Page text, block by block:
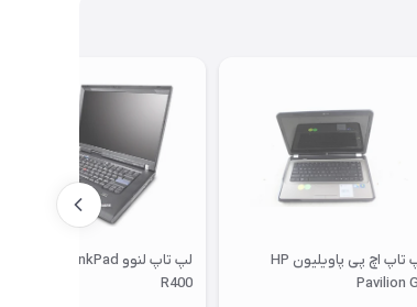
لپ تاپ اچ پی پاویلیون HP
Pavilion
لپ تاپ لنوو Lenovo ThinkPad
R400